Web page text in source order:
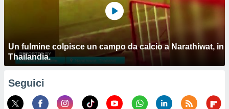
Un fulmine colpisce un campo da calcio a Narathiwat, in
Thailandia.
Seguici